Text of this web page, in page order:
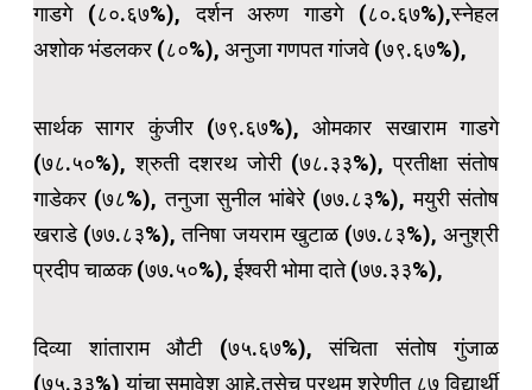
गाडगे (८०.६७%), दर्शन अरुण गाडगे (८०.६७%),स्नेहल
अशोक भंडलकर (८०%), अनुजा गणपत गांजवे (७९.६७%),
सार्थक सागर कुंजीर (७९.६७%), ओमकार सखाराम गाडगे
(७८.५०%), श्रुती दशरथ जोरी (७८.३३%), प्रतीक्षा संतोष
गाडेकर (७८%), तनुजा सुनील भांबेरे (७७.८३%), मयुरी संतोष
खराडे (७७.८३%), तनिषा जयराम खुटाळ (७७.८३%), अनुश्री
प्रदीप चाळक (७७.५०%), ईश्वरी भोमा दाते (७७.३३%),
दिव्या शांताराम औटी (७५.६७%), संचिता संतोष गुंजाळ
(७५.३३%) यांचा समावेश आहे.तसेच प्रथम श्रेणीत ८७ विद्यार्थी